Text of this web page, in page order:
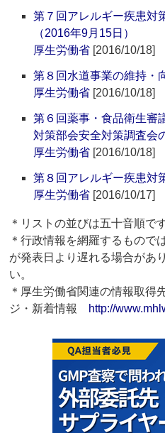
第７回アレルギー疾患
（2016年9月15日）
厚生労働省 [2016/10/18]
第８回水道事業の維持・
厚生労働省 [2016/10/18]
第６回薬事・食品衛生審
対策部会安全対策調査会
厚生労働省 [2016/10/18]
第８回アレルギー疾患対
厚生労働省 [2016/10/17]
＊リストの並びは五十音順です
＊行政情報を網羅するもので
が発表日より遅れる場合があ
い。
＊厚生労働省関連の情報取得
ジ・新着情報 http://